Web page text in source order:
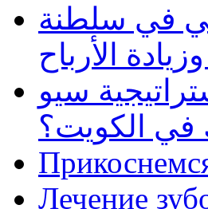
في سلطنة
الأرباح
سيو
في الكويت؟
Лечение